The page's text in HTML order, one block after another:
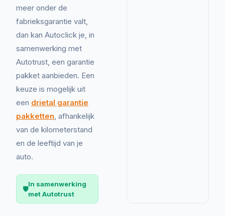
meer onder de
fabrieksgarantie valt,
dan kan Autoclick je, in
samenwerking met
Autotrust, een garantie
pakket aanbieden. Een
keuze is mogelijk uit
een drietal garantie
pakketten, afhankelijk
van de kilometerstand
en de leeftijd van je
auto.
🛡️
In samenwerking
met Autotrust